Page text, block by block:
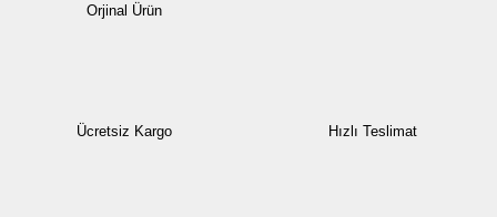
Orjinal Ürün
Ücretsiz Kargo Hızlı Teslimat